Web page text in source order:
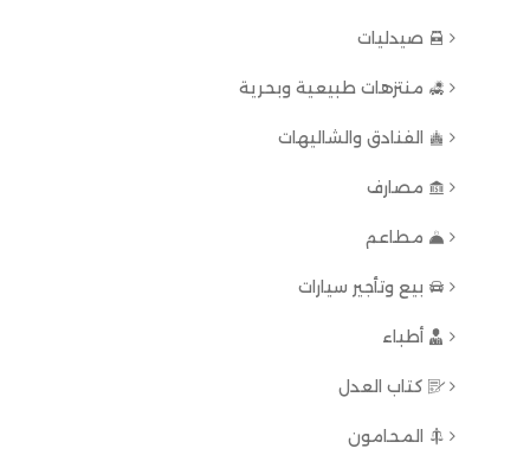
صيدليات
منتزهات طبيعية وبحرية
الفنادق والشاليهات
مصارف
مطاعم
بيع وتأجير سيارات
أطباء
كتاب العدل
المحامون